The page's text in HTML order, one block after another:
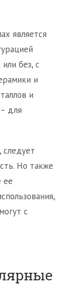
является
без, с
и
и
для
Но также
ее
с